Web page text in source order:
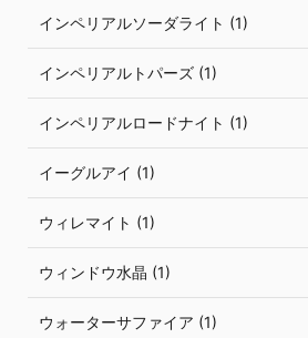
インペリアルソーダライト (1)
インペリアルトパーズ (1)
インペリアルロードナイト (1)
イーグルアイ (1)
ウィレマイト (1)
ウィンドウ水晶 (1)
ウォーターサファイア (1)